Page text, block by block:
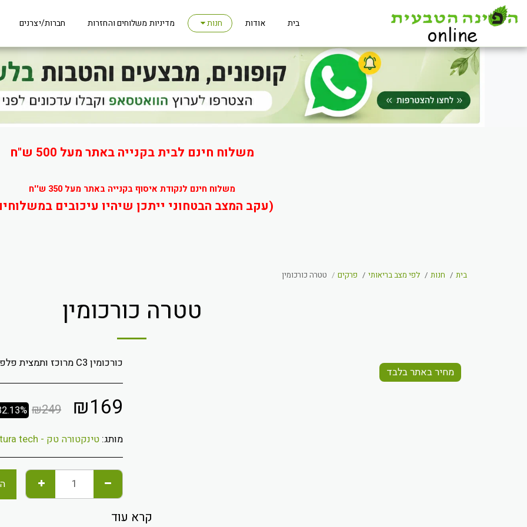
משלוח חינם לבית בקנייה באתר מעל 500 ש"ח
משלוח חינם לנקודת איסוף בקנייה באתר מעל 350 ש''ח
(עקב המצב הבטחוני ייתכן שיהיו עיכובים
בית אודות חנות מדיניות משלוחים והחזרות חברות/יצרנים
בית חנות לפי מצב בריאותי פרקים טטרה כורכומין
טטרה כורכומין
מחיר באתר בלבד
כורכומין C3 מרוכז ותמצית פלפל שחור
₪169
₪249
מותג: טינקטורה טק - tinctura tech
קרא עוד